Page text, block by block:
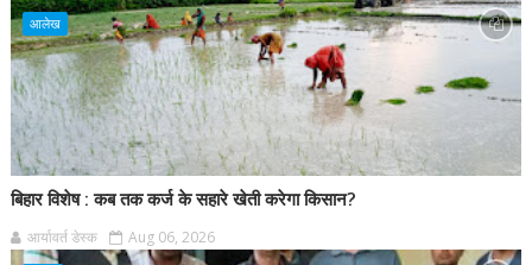
आलेख
बिहार विशेष : कब तक कर्ज के सहारे खेती करेगा किसान?
आर्यावर्त डेस्क Aug 06, 2026